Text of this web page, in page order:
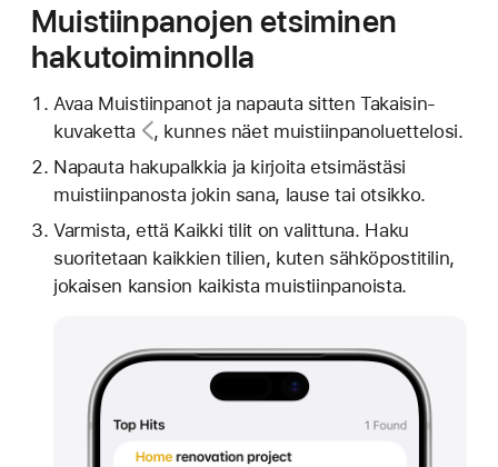
Muistiinpanojen etsiminen
hakutoiminnolla
Avaa Muistiinpanot ja napauta sittenTakaisin-
kuvaketta
, kunnes näet muistiinpanoluettelosi.
Napauta hakupalkkia ja kirjoita etsimästäsi
muistiinpanosta jokin sana, lause tai otsikko.
Varmista, että Kaikki tilit on valittuna. Haku
suoritetaan kaikkien tilien, kuten sähköpostitilin,
jokaisen kansion kaikista muistiinpanoista.